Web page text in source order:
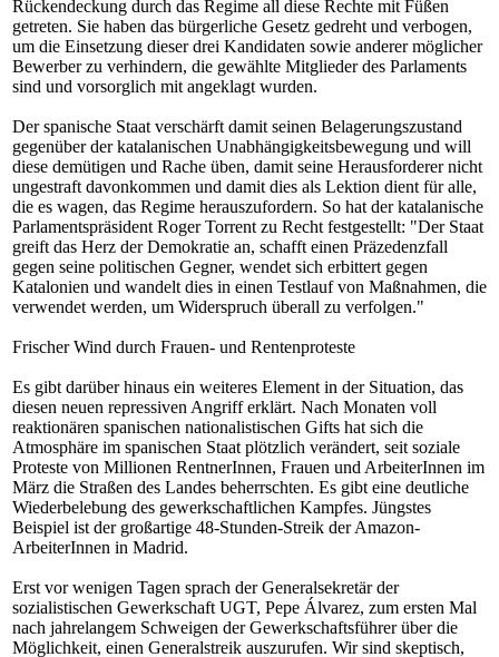
Rückendeckung durch das Regime all diese Rechte mit Füßen
getreten. Sie haben das bürgerliche Gesetz gedreht und verbogen,
um die Einsetzung dieser drei Kandidaten sowie anderer möglicher
Bewerber zu verhindern, die gewählte Mitglieder des Parlaments
sind und vorsorglich mit angeklagt wurden.
Der spanische Staat verschärft damit seinen Belagerungszustand
gegenüber der katalanischen Unabhängigkeitsbewegung und will
diese demütigen und Rache üben, damit seine Herausforderer nicht
ungestraft davonkommen und damit dies als Lektion dient für alle,
die es wagen, das Regime herauszufordern. So hat der katalanische
Parlamentspräsident Roger Torrent zu Recht festgestellt: "Der Staat
greift das Herz der Demokratie an, schafft einen Präzedenzfall
gegen seine politischen Gegner, wendet sich erbittert gegen
Katalonien und wandelt dies in einen Testlauf von Maßnahmen, die
verwendet werden, um Widerspruch überall zu verfolgen."
Frischer Wind durch Frauen- und Rentenproteste
Es gibt darüber hinaus ein weiteres Element in der Situation, das
diesen neuen repressiven Angriff erklärt. Nach Monaten voll
reaktionären spanischen nationalistischen Gifts hat sich die
Atmosphäre im spanischen Staat plötzlich verändert, seit soziale
Proteste von Millionen RentnerInnen, Frauen und ArbeiterInnen im
März die Straßen des Landes beherrschten. Es gibt eine deutliche
Wiederbelebung des gewerkschaftlichen Kampfes. Jüngstes
Beispiel ist der großartige 48-Stunden-Streik der Amazon-
ArbeiterInnen in Madrid.
Erst vor wenigen Tagen sprach der Generalsekretär der
sozialistischen Gewerkschaft UGT, Pepe Álvarez, zum ersten Mal
nach jahrelangem Schweigen der Gewerkschaftsführer über die
Möglichkeit, einen Generalstreik auszurufen. Wir sind skeptisch,